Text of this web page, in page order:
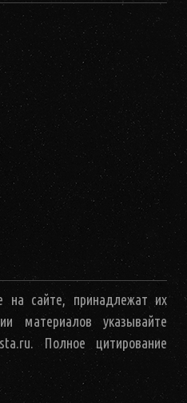
на сайте, принадлежат их
материалов указывайте
Полное цитирование